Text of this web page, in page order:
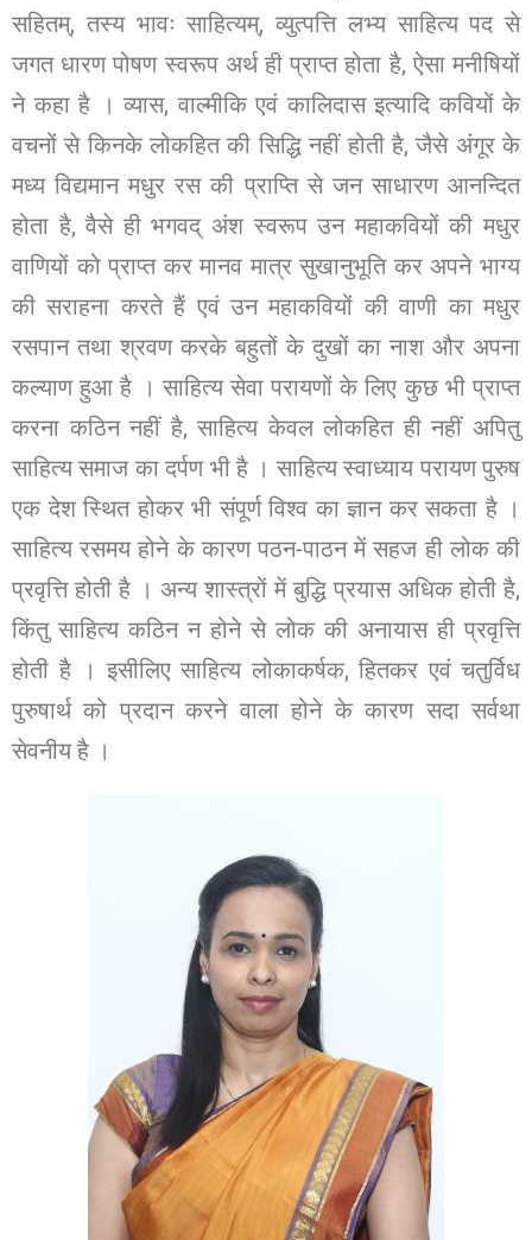
सहितम्, तस्य भावः साहित्यम्, व्युत्पत्ति लभ्य साहित्य पद से
जगत धारण पोषण स्वरूप अर्थ ही प्राप्त होता है, ऐसा मनीषियों
ने कहा है । व्यास, वाल्मीकि एवं कालिदास इत्यादि कवियों के
वचनों से किनके लोकहित की सिद्धि नहीं होती है, जैसे अंगूर के
मध्य विद्यमान मधुर रस की प्राप्ति से जन साधारण आनन्दित
होता है, वैसे ही भगवद् अंश स्वरूप उन महाकवियों की मधुर
वाणियों को प्राप्त कर मानव मात्र सुखानुभूति कर अपने भाग्य
की सराहना करते हैं एवं उन महाकवियों की वाणी का मधुर
रसपान तथा श्रवण करके बहुतों के दुखों का नाश और अपना
कल्याण हुआ है । साहित्य सेवा परायणों के लिए कुछ भी प्राप्त
करना कठिन नहीं है, साहित्य केवल लोकहित ही नहीं अपितु
साहित्य समाज का दर्पण भी है । साहित्य स्वाध्याय परायण पुरुष
एक देश स्थित होकर भी संपूर्ण विश्व का ज्ञान कर सकता है ।
साहित्य रसमय होने के कारण पठन-पाठन में सहज ही लोक की
प्रवृत्ति होती है । अन्य शास्त्रों में बुद्धि प्रयास अधिक होती है,
किंतु साहित्य कठिन न होने से लोक की अनायास ही प्रवृत्ति
होती है । इसीलिए साहित्य लोकाकर्षक, हितकर एवं चतुर्विध
पुरुषार्थ को प्रदान करने वाला होने के कारण सदा सर्वथा
सेवनीय है ।